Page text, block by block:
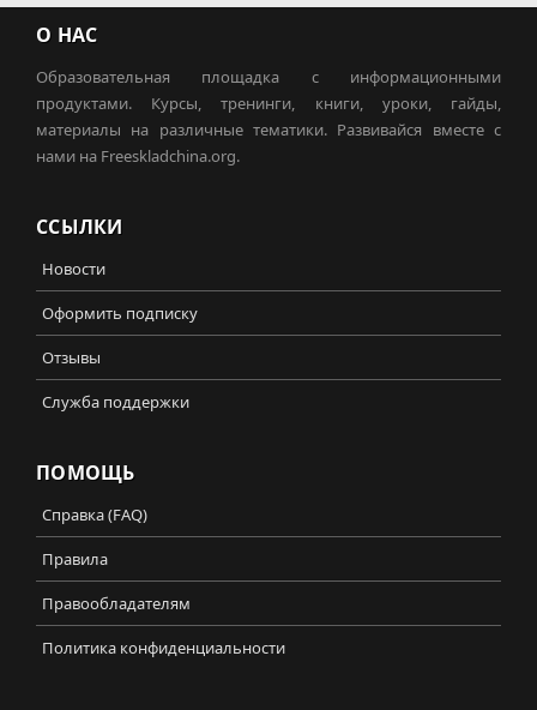
О НАС
Образовательная площадка с информационными
продуктами. Курсы, тренинги, книги, уроки, гайды,
материалы на различные тематики. Развивайся вместе с
нами на Freeskladchina.org.
ССЫЛКИ
Новости
Оформить подписку
Отзывы
Служба поддержки
ПОМОЩЬ
Справка (FAQ)
Правила
Правообладателям
Политика конфиденциальности